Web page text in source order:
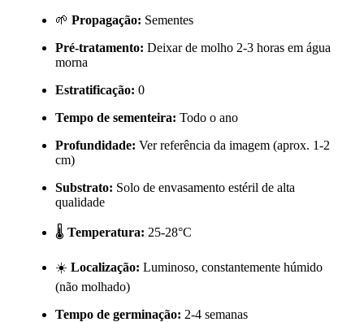
🌱 Propagação: Sementes
Pré-tratamento: Deixar de molho 2-3 horas em água
morna
Estratificação: 0
Tempo de sementeira: Todo o ano
Profundidade: Ver referência da imagem (aprox. 1-2
cm)
Substrato: Solo de envasamento estéril de alta
qualidade
🌡️ Temperatura: 25-28°C
☀️ Localização: Luminoso, constantemente húmido
(não molhado)
Tempo de germinação: 2-4 semanas